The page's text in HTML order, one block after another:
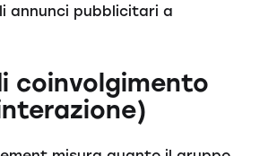
annunci pubblicitari a
coinvolgimento